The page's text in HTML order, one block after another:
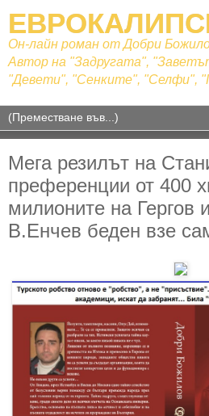
Он-лайн роман от Добри
Автор на "Задругата",
"Девети", "Сенките", "Селфи",
Мега резилът на
преференции от 400
милионите на Гергов
В.Енчев беден взе